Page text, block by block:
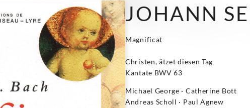
JOHANN
Magnificat
Christen, ätzet diesen Tag
Kantate BWV 63
Michael George · Catherine Bott
Andreas Scholl · Paul Agnew